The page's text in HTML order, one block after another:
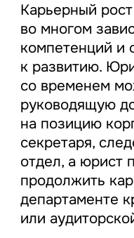
Карьерный
во многом
компетенций и
к развитию.
со временем
руководящую
на позицию
секретаря,
отдел, а юрист
продолжить
департаменте
или